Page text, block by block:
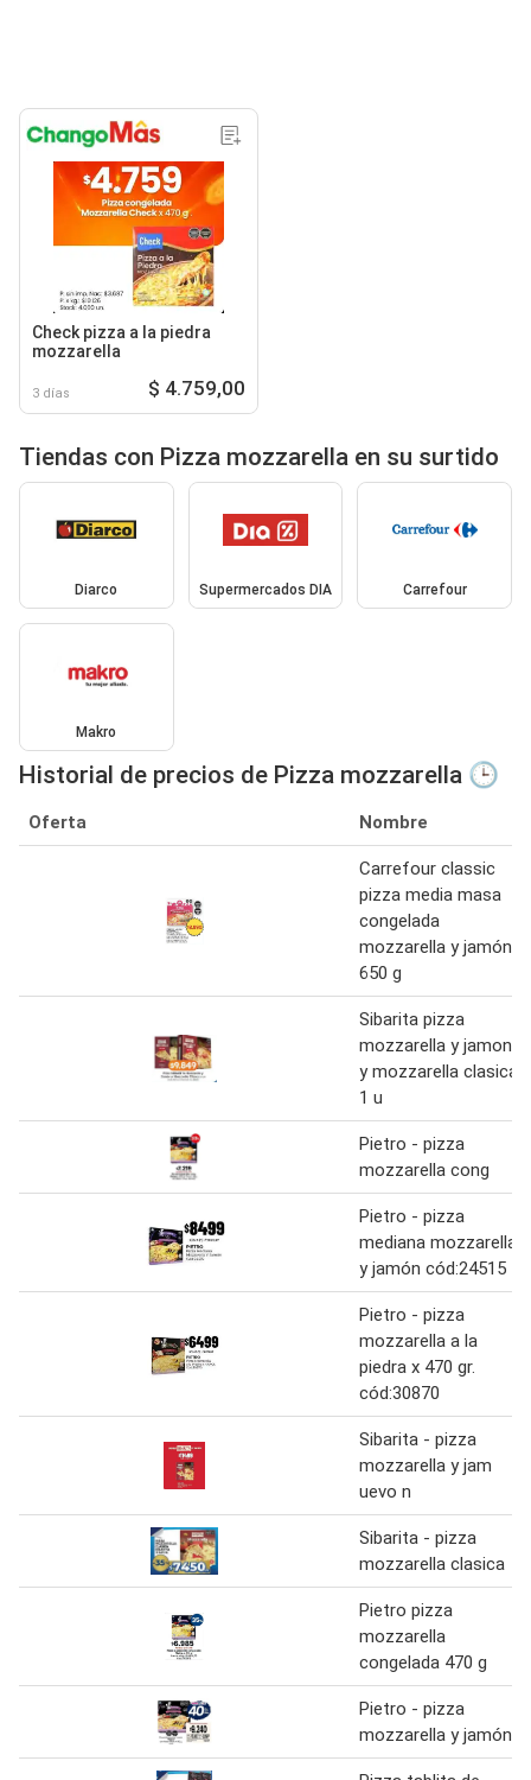
Check pizza a la piedra
mozzarella
3 días $ 4.759,00
Tiendas con Pizza mozzarella en su surtido
Diarco Supermercados DIA Carrefour
Makro
Historial de precios de Pizza mozzarella 🕒
Oferta Nombre
Carrefour classic
pizza media masa
congelada
mozzarella y jamón
650 g
Sibarita pizza
mozzarella y jamon
y mozzarella clasica
1 u
Pietro - pizza
mozzarella cong
Pietro - pizza
mediana mozzarella
y jamón cód:24515
Pietro - pizza
mozzarella a la
piedra x 470 gr.
cód:30870
Sibarita - pizza
mozzarella y jam
uevo n
Sibarita - pizza
mozzarella clasica
Pietro pizza
mozzarella
congelada 470 g
Pietro - pizza
mozzarella y jamón